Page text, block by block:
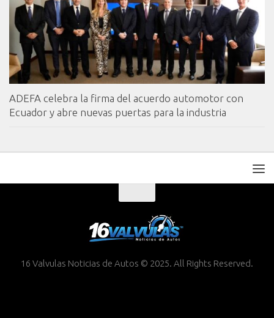
ADEFA celebra la firma del acuerdo automotor con
Ecuador y abre nuevas puertas para la industria
16 Valvulas Noticias de Autos © 2025. All Rights Reserved.